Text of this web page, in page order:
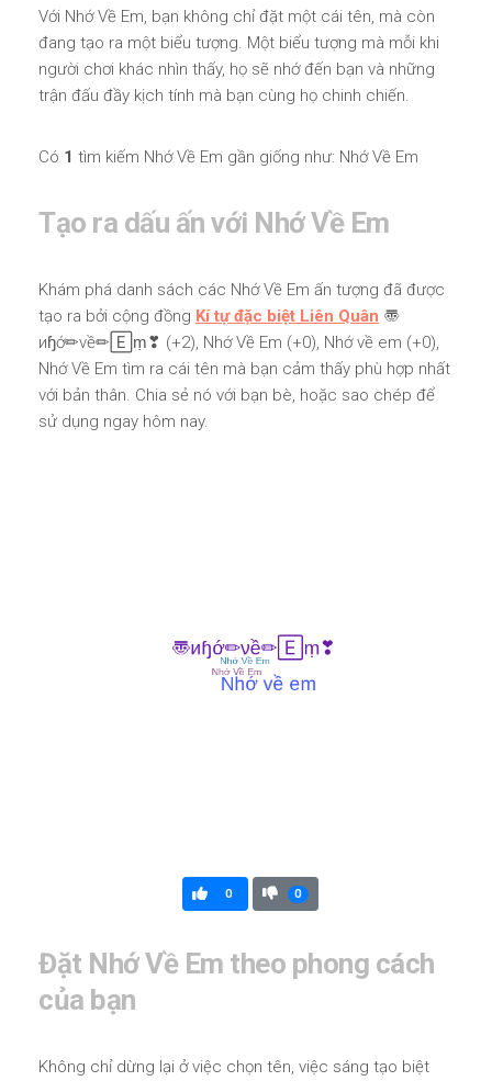
Với Nhớ Về Em, bạn không chỉ đặt một cái tên, mà còn
đang tạo ra một biểu tượng. Một biểu tượng mà mỗi khi
người chơi khác nhìn thấy, họ sẽ nhớ đến bạn và những
trận đấu đầy kịch tính mà bạn cùng họ chinh chiến.
Có 1 tìm kiếm Nhớ Về Em gần giống như: Nhớ Về Em
Tạo ra dấu ấn với Nhớ Về Em
Khám phá danh sách các Nhớ Về Em ấn tượng đã được
tạo ra bởi cộng đồng Kí tự đặc biệt Liên Quân 〠
иɧớ✏νề✏🄴ṃ❣ (+2), Nhớ Về Em (+0), Nhớ về em (+0),
Nhớ Về Em tìm ra cái tên mà bạn cảm thấy phù hợp nhất
với bản thân. Chia sẻ nó với bạn bè, hoặc sao chép để
sử dụng ngay hôm nay.
0 0
Đặt Nhớ Về Em theo phong cách
của bạn
Không chỉ dừng lại ở việc chọn tên, việc sáng tạo biệt